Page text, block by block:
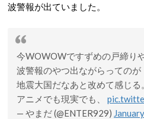
波警報が出ていました。
今WOWOWですずめの戸締り
波警報のやつ出ながらってのが
地震大国だなあと改めて感じる。
アニメでも現実でも、
— やまだ (@ENTER929)